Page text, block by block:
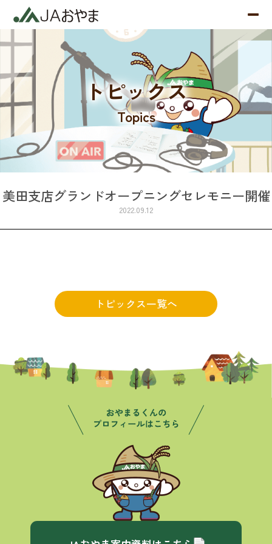
トピックス
Topics
美田支店グランドオープニングセレモニー開催
2022.09.12
トピックス一覧へ